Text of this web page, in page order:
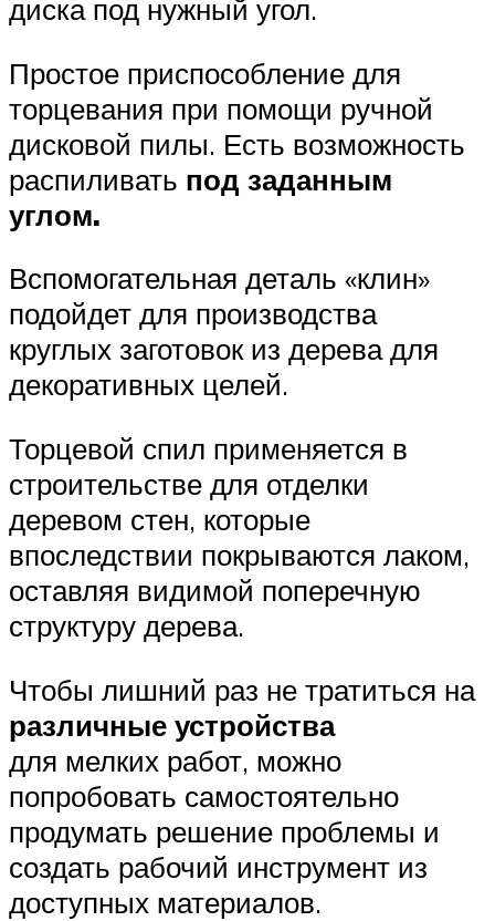
диска под нужный угол.
Простое приспособление для
торцевания при помощи ручной
дисковой пилы. Есть возможность
распиливать под заданным
углом.
Вспомогательная деталь «клин»
подойдет для производства
круглых заготовок из дерева для
декоративных целей.
Торцевой спил применяется в
строительстве для отделки
деревом стен, которые
впоследствии покрываются лаком,
оставляя видимой поперечную
структуру дерева.
Чтобы лишний раз не тратиться на
различные устройства
для мелких работ, можно
попробовать самостоятельно
продумать решение проблемы и
создать рабочий инструмент из
доступных материалов.